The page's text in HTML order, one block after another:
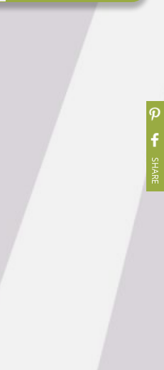
SHARE